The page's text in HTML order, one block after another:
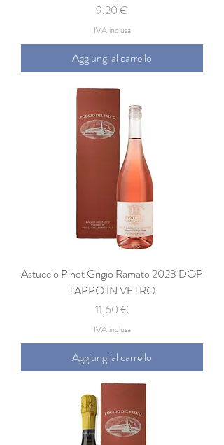
Prezzo
9,20 €
IVA inclusa
Aggiungi al carrello
Astuccio Pinot Grigio Ramato 2023 DOP
TAPPO IN VETRO
Prezzo
11,60 €
IVA inclusa
Aggiungi al carrello